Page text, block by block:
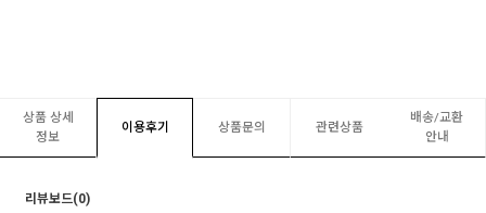
상품 상세
정보
이용후기 상품문의 관련상품
배송/교환
안내
리뷰보드(0)